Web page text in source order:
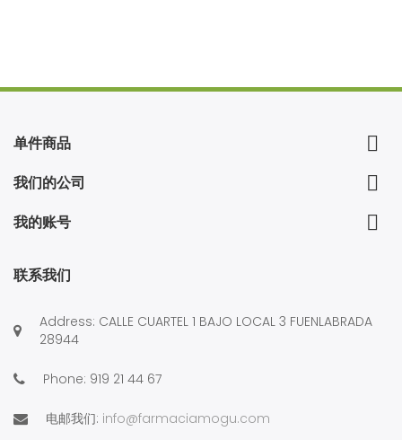
单件商品 
我们的公司 
我的账号 
联系我们
Address: CALLE CUARTEL 1 BAJO LOCAL 3 FUENLABRADA
28944
Phone: 919 21 44 67
电邮我们: info@farmaciamogu.com